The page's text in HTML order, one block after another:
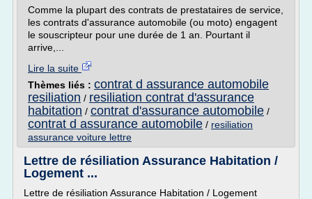
Comme la plupart des contrats de prestataires de service,
les contrats d'assurance automobile (ou moto) engagent
le souscripteur pour une durée de 1 an. Pourtant il
arrive,...
Lire la suite
Thèmes liés : contrat d assurance automobile
resiliation / resiliation contrat d'assurance
habitation / contrat d'assurance automobile /
contrat d assurance automobile / resiliation
assurance voiture lettre
Lettre de résiliation Assurance Habitation /
Logement ...
Lettre de résiliation Assurance Habitation / Logement